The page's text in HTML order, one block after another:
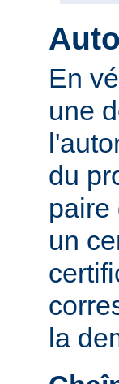
En
une
du
paire
un
la